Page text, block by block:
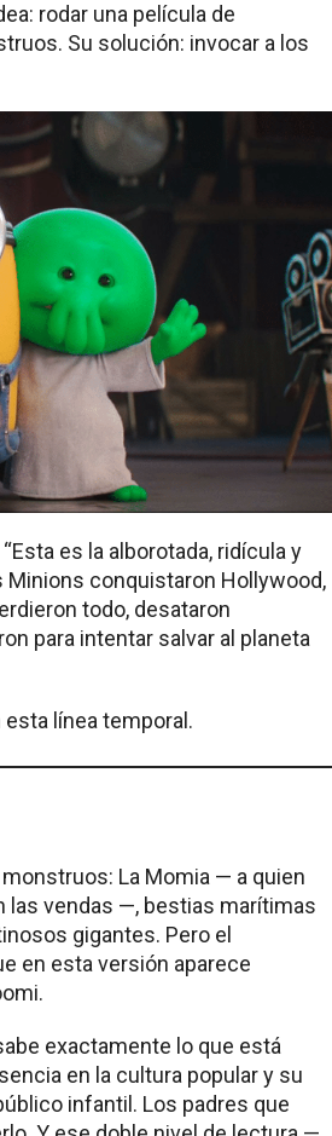
rodar una película de
Su solución: invocar a los
es la alborotada, ridícula y
conquistaron Hollywood,
todo, desataron
para intentar salvar al planeta
esta línea temporal.
La Momia — a quien
las vendas —, bestias marítimas
gigantes. Pero el
en esta versión aparece
exactamente lo que está
en la cultura popular y su
infantil. Los padres que